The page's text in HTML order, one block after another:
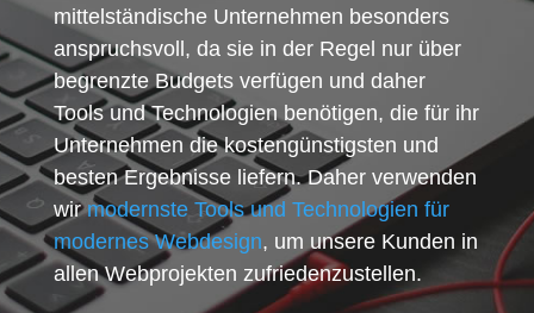
mittelständische Unternehmen besonders
anspruchsvoll, da sie in der Regel nur über
begrenzte Budgets verfügen und daher
Tools und Technologien benötigen, die für ihr
Unternehmen die kostengünstigsten und
besten Ergebnisse liefern. Daher verwenden
wirmodernste Tools und Technologien für
modernes Webdesign, um unsere Kunden in
allen Webprojekten zufriedenzustellen.